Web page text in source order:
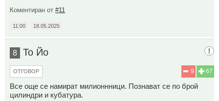
Коментиран от #11
11:00 18.05.2025
8 То Йо
67
9
ОТГОВОР
Все още се намират милионнници. Познават се по брой
цилиндри и кубатура.